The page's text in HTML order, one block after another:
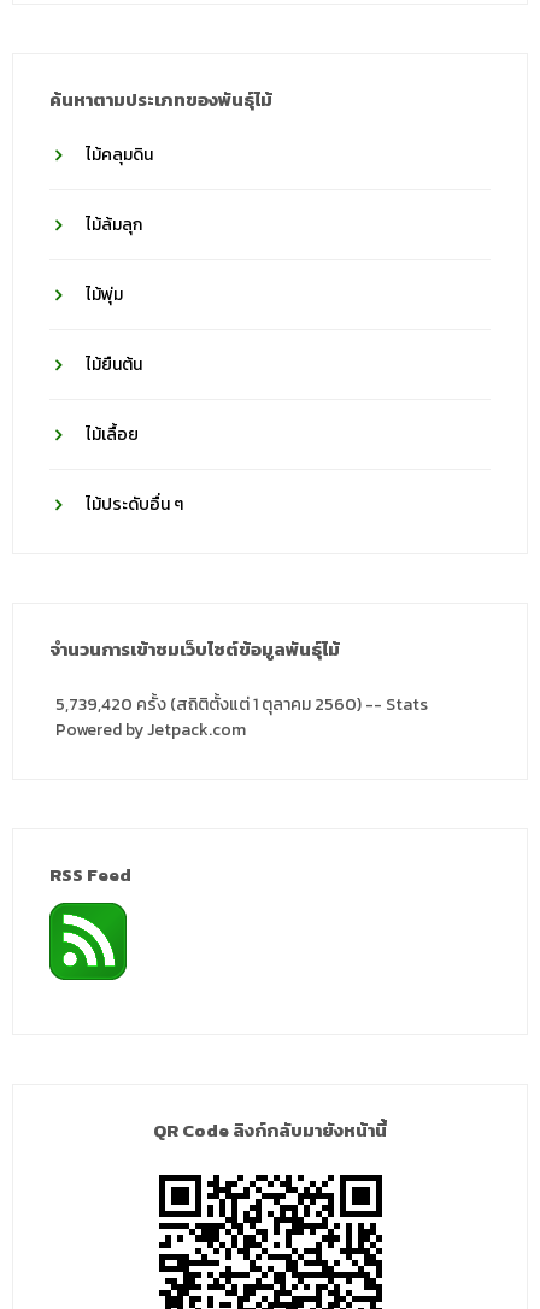
ค้นหาตามประเภทของพันธุ์ไม้
ไม้คลุมดิน
ไม้ล้มลุก
ไม้พุ่ม
ไม้ยืนต้น
ไม้เลื้อย
ไม้ประดับอื่น ๆ
จำนวนการเข้าชมเว็บไซต์ข้อมูลพันธุ์ไม้
5,739,420 ครั้ง (สถิติตั้งแต่ 1 ตุลาคม 2560) -- Stats
Powered by Jetpack.com
RSS Feed
QR Code ลิงก์กลับมายังหน้านี้